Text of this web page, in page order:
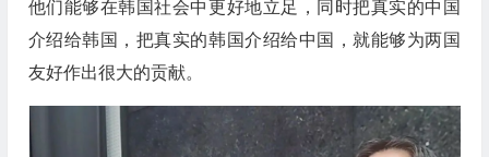
他们能够在韩国社会中更好地立足，同时把真实的中国
介绍给韩国，把真实的韩国介绍给中国，就能够为两国
友好作出很大的贡献。